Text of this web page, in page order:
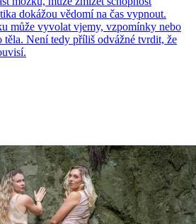
dokážou vědomí na čas vypnout.
může vyvolat vjemy, vzpomínky nebo
Není tedy příliš odvážné tvrdit, že